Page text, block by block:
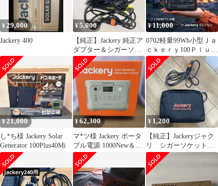
¥ 29,000
Jackery 400
¥5,000
【純正】Jackery 純正ア
ダプター＆シガーソケ
ットケーブルセット ポ
ーチ付き
¥11,000
0702軽量99Wh小型Ｊａ
ｃｋｅｒｙ100Ｐｌｕｓ
新世代電源キャンプ防
災用携帯
¥21,000
し*ち様 Jackery Solar
Generator 100Plus40Mi
¥62,300
マ*ツ様 Jackery ポータ
ブル電源 1000New＆シ
ガーソケットケーブル
¥ 1,200
【純正】Jackeryジャク
リ シガーソケット充
電ケーブル